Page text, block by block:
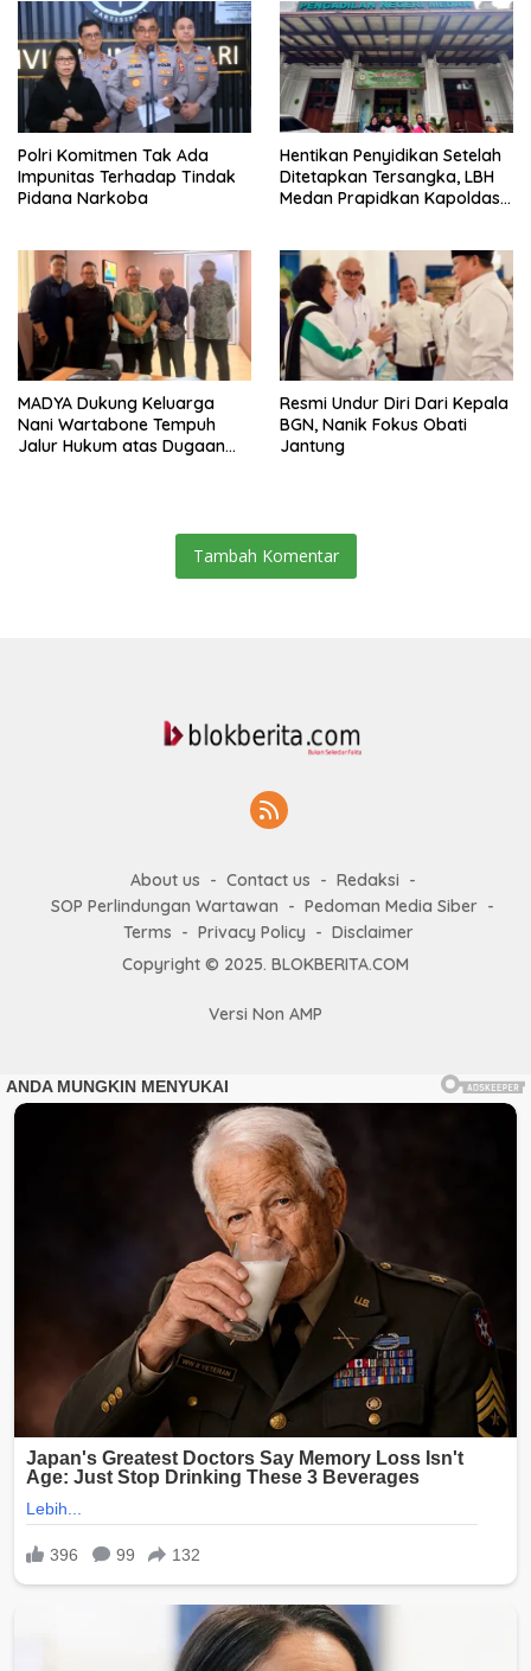
Polri Komitmen Tak Ada
Impunitas Terhadap Tindak
Pidana Narkoba
Hentikan Penyidikan Setelah
Ditetapkan Tersangka, LBH
Medan Prapidkan Kapoldasu
MADYA Dukung Keluarga
Nani Wartabone Tempuh
Jalur Hukum atas Dugaan
Resmi Undur Diri Dari Kepala
BGN, Nanik Fokus Obati
Jantung
Tambah Komentar
About us Contact us
Redaksi
SOP Perlindungan Wartawan
Pedoman Media Siber
Terms
Privacy Policy
Disclaimer
Copyright © 2025. BLOKBERITA.COM
Versi Non AMP